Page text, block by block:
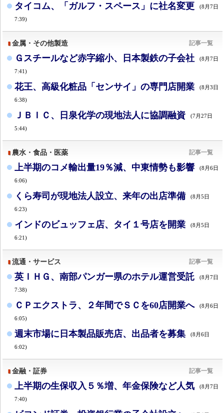
タイコム、「ガルフ・スペース」に社名変更 (8月7日
7:39)
金属・その他製造 記事一覧
Ｇスチールなど赤字縮小、日本製鉄の子会社 (8月7日
7:41)
花王、高級化粧品「センサイ」の専門店開業 (8月3日
6:38)
ＪＢＩＣ、日泉化学の現地法人に協調融資 (7月27日
5:44)
農水・食品・医薬 記事一覧
上半期のコメ輸出量19％減、中東情勢も影響 (8月6日
6:06)
くら寿司が現地法人設立、来年の出店準備 (8月5日
6:23)
インドのビュッフェ店、タイ１号店を開業 (8月5日
6:21)
流通・サービス 記事一覧
英ＩＨＧ、南部パンガー県のホテル運営受託 (8月7日
7:38)
ＣＰエクストラ、２年間でＳＣを60店開業へ (8月6日
6:05)
週末市場に日本製品販売店、出品者を募集 (8月6日
6:02)
金融・証券 記事一覧
上半期の生保収入５％増、年金保険など人気 (8月7日
7:40)